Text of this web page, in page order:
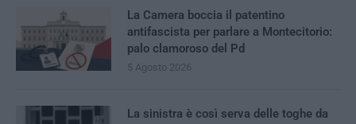
La Camera boccia il patentino
antifascista per parlare a Montecitorio:
palo clamoroso del Pd
5 Agosto 2026
La sinistra è così serva delle toghe da